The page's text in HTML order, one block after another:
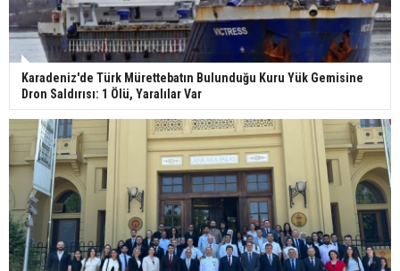
Karadeniz'de Türk Mürettebatın Bulunduğu Kuru Yük Gemisine
Dron Saldırısı: 1 Ölü, Yaralılar Var